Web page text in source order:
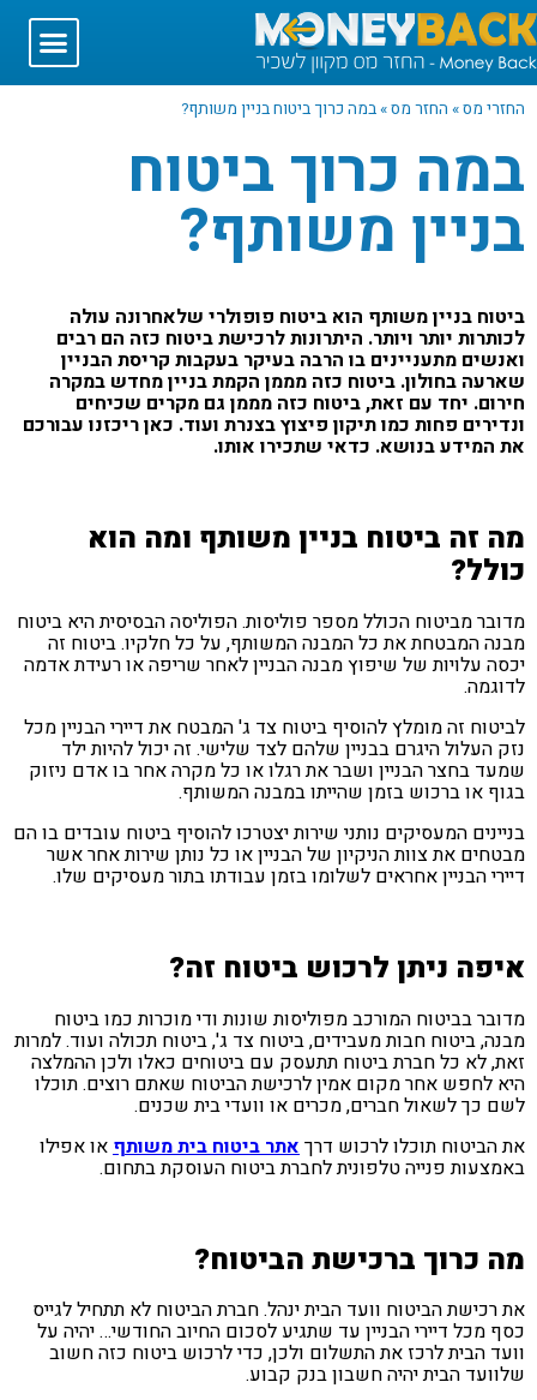
החזרי מס» החזר מס»במה כרוך ביטוח בניין משותף?
במה כרוך ביטוח
בניין משותף?
ביטוח בניין משותף הוא ביטוח פופולרי שלאחרונה עולה
לכותרות יותר ויותר. היתרונות לרכישת ביטוח כזה הם רבים
ואנשים מתעניינים בו הרבה בעיקר בעקבות קריסת הבניין
שארעה בחולון. ביטוח כזה מממן הקמת בניין מחדש במקרה
חירום. יחד עם זאת, ביטוח כזה מממן גם מקרים שכיחים
ונדירים פחות כמו תיקון פיצוץ בצנרת ועוד. כאן ריכזנו עבורכם
את המידע בנושא. כדאי שתכירו אותו.
מה זה ביטוח בניין משותף ומה הוא
כולל?
מדובר מביטוח הכולל מספר פוליסות. הפוליסה הבסיסית היא ביטוח
מבנה המבטחת את כל המבנה המשותף, על כל חלקיו. ביטוח זה
יכסה עלויות של שיפוץ מבנה הבניין לאחר שריפה או רעידת אדמה
לדוגמה.
לביטוח זה מומלץ להוסיף ביטוח צד ג' המבטח את דיירי הבניין מכל
נזק העלול היגרם בבניין שלהם לצד שלישי. זה יכול להיות ילד
שמעד בחצר הבניין ושבר את רגלו או כל מקרה אחר בו אדם ניזוק
בגוף או ברכוש בזמן שהייתו במבנה המשותף.
בניינים המעסיקים נותני שירות יצטרכו להוסיף ביטוח עובדים בו הם
מבטחים את צוות הניקיון של הבניין או כל נותן שירות אחר אשר
דיירי הבניין אחראים לשלומו בזמן עבודתו בתור מעסיקים שלו.
איפה ניתן לרכוש ביטוח זה?
מדובר בביטוח המורכב מפוליסות שונות ודי מוכרות כמו ביטוח
מבנה, ביטוח חבות מעבידים, ביטוח צד ג', ביטוח תכולה ועוד. למרות
זאת, לא כל חברת ביטוח תתעסק עם ביטוחים כאלו ולכן ההמלצה
היא לחפש אחר מקום אמין לרכישת הביטוח שאתם רוצים. תוכלו
לשם כך לשאול חברים, מכרים או וועדי בית שכנים.
את הביטוח תוכלו לרכוש דרך אתר ביטוח בית משותף או אפילו
באמצעות פנייה טלפונית לחברת ביטוח העוסקת בתחום.
מה כרוך ברכישת הביטוח?
את רכישת הביטוח וועד הבית ינהל. חברת הביטוח לא תתחיל לגייס
כסף מכל דיירי הבניין עד שתגיע לסכום החיוב החודשי… יהיה על
וועד הבית לרכז את התשלום ולכן, כדי לרכוש ביטוח כזה חשוב
שלוועד הבית יהיה חשבון בנק קבוע.